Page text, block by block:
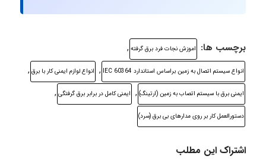
برچسب ها: اموزش نجات فرد برق گرفته ,
انواع سیستم اتصال به زمین براساس استاندارد IEC 60364 , انواع لوازم ایمنی کار با برق ,
ایمنی برق با سیستم اتصاب به زمین (ارتینگ) , ایمنی کامل در برابر برق گرفتگی ,
دستورالعمل کار بر روی مدارهای بی برق (سرد)
اشتراک این مطلب